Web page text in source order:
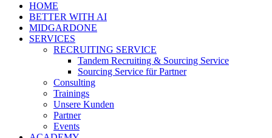
HOME
BETTER WITH AI
MIDGARDONE
SERVICES
RECRUITING SERVICE
Tandem Recruiting & Sourcing Service
Sourcing Service für Partner
Consulting
Trainings
Unsere Kunden
Partner
Events